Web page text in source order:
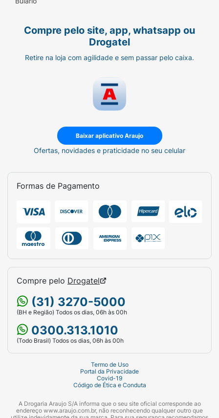
Compre pelo site, app, whatsapp ou
Drogatel
Retire na loja com agilidade e sem passar pelo caixa.
Baixar aplicativo Araujo
Ofertas, novidades e praticidade no seu celular
Formas de Pagamento
Compre pelo Drogatel
(31) 3270-5000
(BH e Região) Todos os dias, 06h às 00h
0300.313.1010
(Todo Brasil) Todos os dias, 06h às 00h
Termo de Uso
Portal da Privacidade
Covid-19
Código de Ética e Conduta
A Drogaria Araujo S/A informa que o seu site oficial corresponde ao
endereço www.araujo.com.br, não reconhecendo qualquer outro que